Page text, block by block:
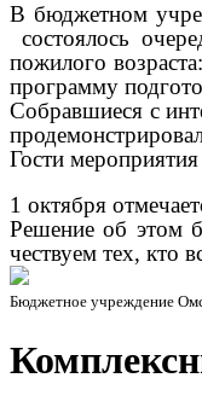
В бюджетном
состоялось
пожилого
программу
Собравшиеся с
Гости
1 октября
Решение об этом
чествуем тех, кто
Бюджетное учреждение